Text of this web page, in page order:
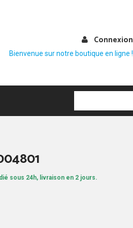
Connexion
Bienvenue sur notre boutique en ligne !
sous 24h, livraison en 2 jours.